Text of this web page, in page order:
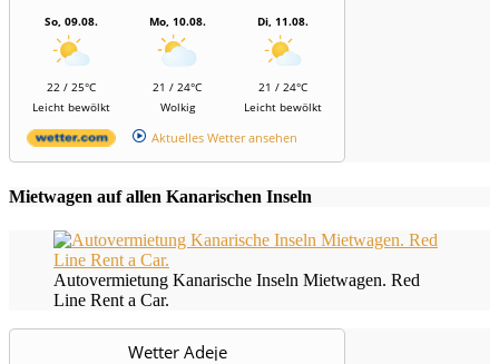
So, 09.08.
22 / 25°C
Leicht bewölkt
Mo, 10.08.
21 / 24°C
Wolkig
Di, 11.08.
21 / 24°C
Leicht bewölkt
Aktuelles Wetter ansehen
Mietwagen auf allen Kanarischen Inseln
Autovermietung Kanarische Inseln Mietwagen. Red
Line Rent a Car.
Wetter Adeje